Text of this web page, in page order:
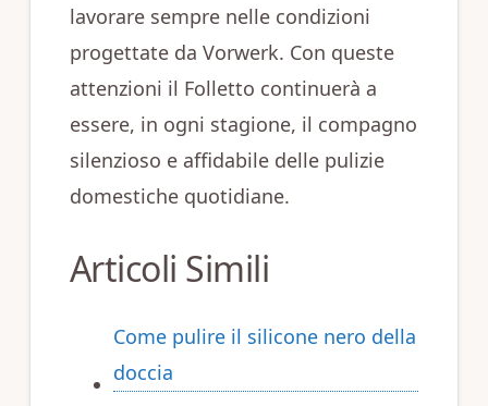
lavorare sempre nelle condizioni
progettate da Vorwerk. Con queste
attenzioni il Folletto continuerà a
essere, in ogni stagione, il compagno
silenzioso e affidabile delle pulizie
domestiche quotidiane.
Articoli Simili
Come pulire il silicone nero della
doccia​​